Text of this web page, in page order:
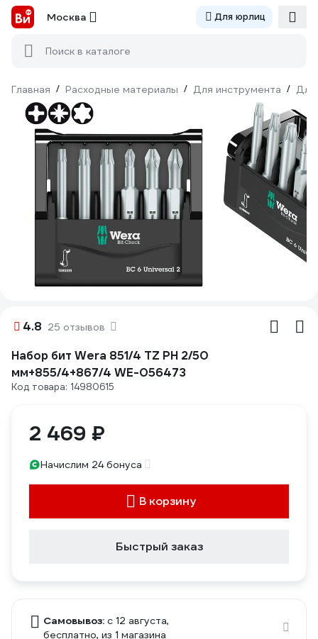
Москва Для юрлиц
Поиск в каталоге
Главная / Расходные материалы / Для инструмента / Для
4.8 25 отзывов
Набор бит Wera 851/4 TZ PH 2/50
мм+855/4+867/4 WE-056473
Код товара: 14980615
2 469 ₽
Начислим 24 бонуса
В корзину
Быстрый заказ
Самовывоз: c 12 августа,
бесплатно, из 1 магазина